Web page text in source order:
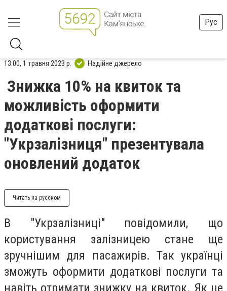
Рус
13:00, 1 травня 2023 р. Надійне джерело
Знижка 10% на квиток та
можливість оформити
додаткові послуги:
"Укрзалізниця" презентувала
оновлений додаток
Читать на русском
В "Укрзалізниці" повідомили, що
користування залізницею стане ще
зручнішим для пасажирів. Так українці
зможуть оформити додаткові послуги та
навіть отримати знижку на квиток. Як це